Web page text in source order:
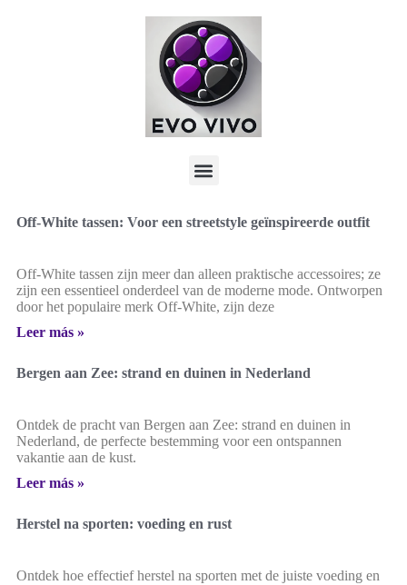
Off-White tassen: Voor een streetstyle geïnspireerde outfit
Off-White tassen zijn meer dan alleen praktische accessoires; ze
zijn een essentieel onderdeel van de moderne mode. Ontworpen
door het populaire merk Off-White, zijn deze
Leer más »
Bergen aan Zee: strand en duinen in Nederland
Ontdek de pracht van Bergen aan Zee: strand en duinen in
Nederland, de perfecte bestemming voor een ontspannen
vakantie aan de kust.
Leer más »
Herstel na sporten: voeding en rust
Ontdek hoe effectief herstel na sporten met de juiste voeding en